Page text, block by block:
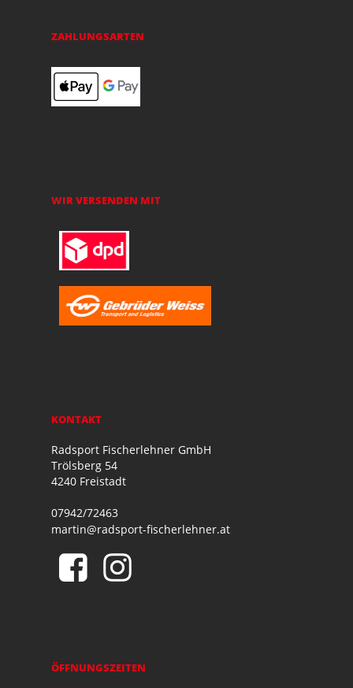
ZAHLUNGSARTEN
WIR VERSENDEN MIT
KONTAKT
Radsport Fischerlehner GmbH
Trölsberg 54
4240 Freistadt
07942/72463
martin@radsport-fischerlehner.at
ÖFFNUNGSZEITEN